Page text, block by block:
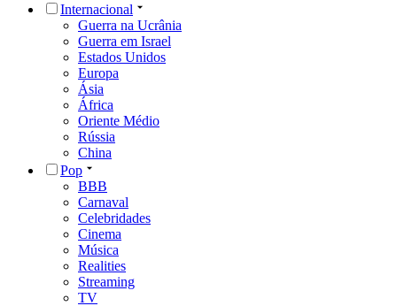
Internacional
Guerra na Ucrânia
Guerra em Israel
Estados Unidos
Europa
Ásia
África
Oriente Médio
Rússia
China
Pop
BBB
Carnaval
Celebridades
Cinema
Música
Realities
Streaming
TV